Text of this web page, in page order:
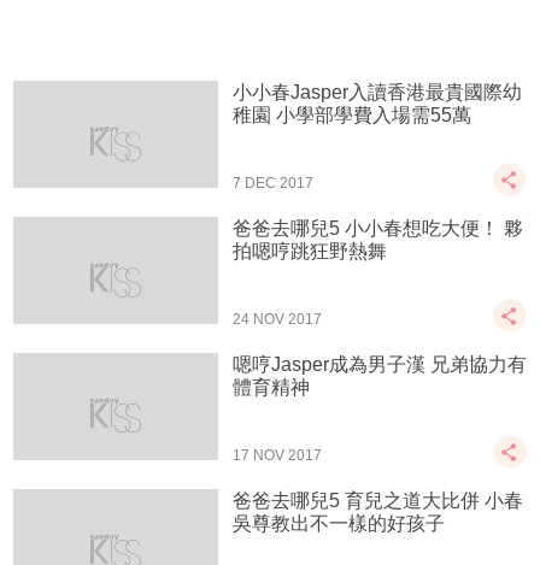
小小春Jasper入讀香港最貴國際幼
稚園 小學部學費入場需55萬
7 DEC 2017
爸爸去哪兒5 小小春想吃大便！ 夥
拍嗯哼跳狂野熱舞
24 NOV 2017
嗯哼Jasper成為男子漢 兄弟協力有
體育精神
17 NOV 2017
爸爸去哪兒5 育兒之道大比併 小春
吳尊教出不一樣的好孩子